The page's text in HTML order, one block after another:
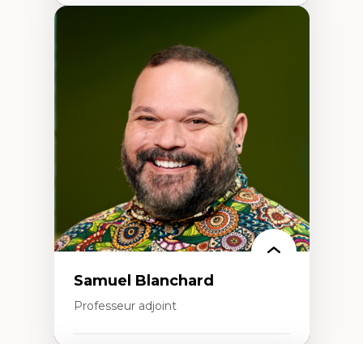
Discours sur la ville et représentations
Mosquées, formes et usages au Canada
Reconnaissance et représentations des
communautés immigrantes dans l'espace
Design architectural et urbain
Patrimoine et patrimonialisation
Études postcoloniales et décolonisation des
savoirs
Samuel Blanchard
Professeur adjoint